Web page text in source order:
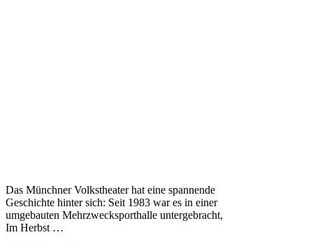
Das Münchner Volkstheater hat eine spannende
Geschichte hinter sich: Seit 1983 war es in einer
umgebauten Mehrzwecksporthalle untergebracht,
Im Herbst …